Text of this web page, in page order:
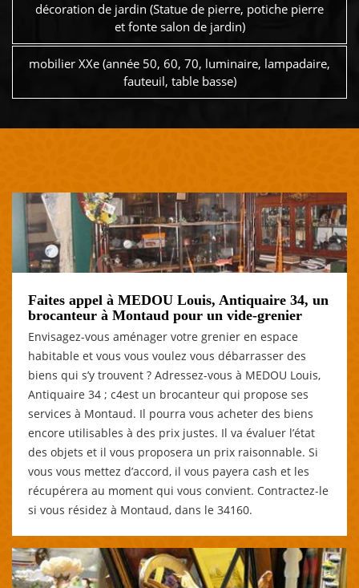
décoration de jardin (Statue de pierre, potiche pierre
et fonte salon de jardin)
mobilier XXe (année 50, 60, 70, luminaire, lampadaire,
fauteuil, table basse)
Faites appel à MEDOU Louis, Antiquaire 34, un
brocanteur à Montaud pour un vide-grenier
Envisagez-vous aménager votre grenier en espace
habitable et vous vous voulez vous débarrasser des
biens qui s’y trouvent ? Adressez-vous à MEDOU Louis,
Antiquaire 34 ; c4est un brocanteur qui propose ses
services à Montaud. Il pourra vous acheter des biens
encore utilisables à des prix justes. Il va évaluer l’état
des objets et il vous proposera un prix raisonnable. Si
vous vous mettez d’accord, il vous payera cash et les
récupérera au moment qui vous convient. Contractez-le
si vous résidez à Montaud, dans le 34160.